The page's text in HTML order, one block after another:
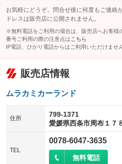
お気軽にどうぞ。問合せ後に何度もご連絡
ドレスは販売店に公開されません。
※無料電話をご利用の場合は、販売店へお客様
番号ご利用の際の注意点は こちら
IP電話、ひかり電話からはご利用いただけません
販売店情報
ムラカミカーランド
住所
799-1371
愛媛県西条市周布１７
TEL
0078-6047-3635
無料電話